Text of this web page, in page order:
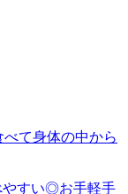
べて身体の中から
やすい◎お手軽手